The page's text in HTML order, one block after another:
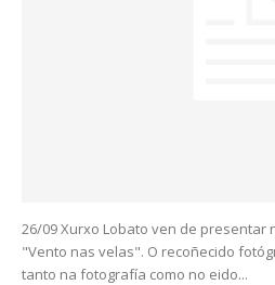
26/09 Xurxo Lobato ven de presentar
"Vento nas velas". O recoñecido
tanto na fotografía como no eido...